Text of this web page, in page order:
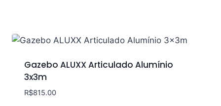
Gazebo ALUXX Articulado Alumínio
3x3m
R$815.00